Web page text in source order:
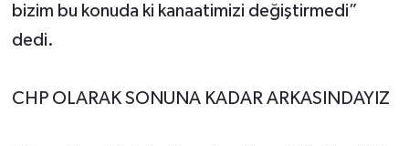
bizim bu konuda ki kanaatimizi değiştirmedi”
dedi.
CHP OLARAK SONUNA KADAR ARKASINDAYIZ